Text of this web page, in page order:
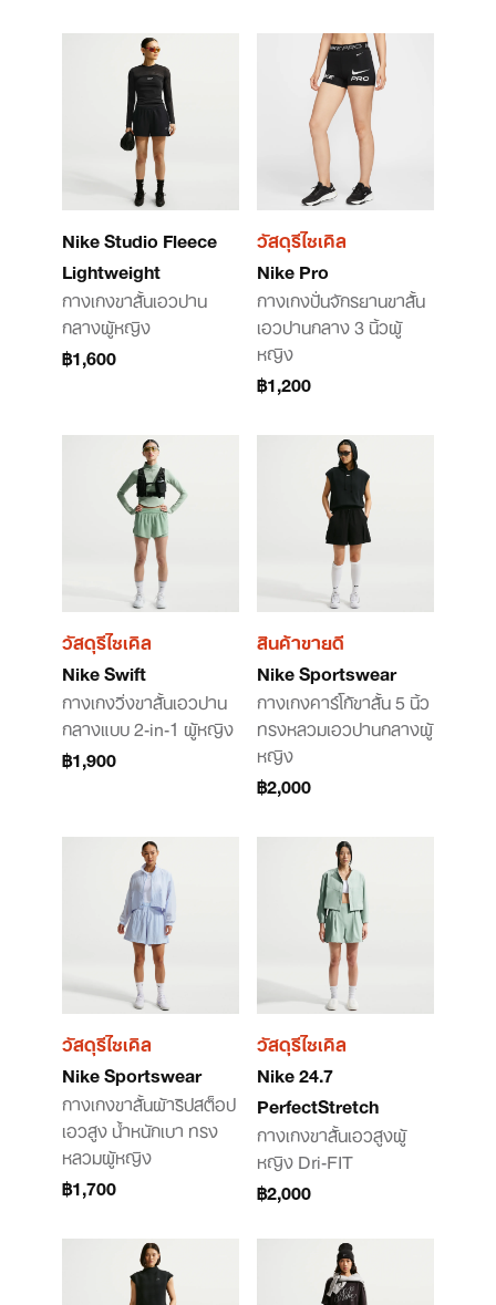
Nike Studio Fleece
Lightweight
กางเกงขาสั้นเอวปาน
กลางผู้หญิง
฿1,600
วัสดุรีไซเคิล
Nike Pro
กางเกงปั่นจักรยานขาสั้น
เอวปานกลาง 3 นิ้วผู้
หญิง
฿1,200
วัสดุรีไซเคิล
Nike Swift
กางเกงวิ่งขาสั้นเอวปาน
กลางแบบ 2-in-1 ผู้หญิง
฿1,900
สินค้าขายดี
Nike Sportswear
กางเกงคาร์โก้ขาสั้น 5 นิ้ว
ทรงหลวมเอวปานกลางผู้
หญิง
฿2,000
วัสดุรีไซเคิล
Nike Sportswear
กางเกงขาสั้นผ้าริปสต็อป
เอวสูง น้ำหนักเบา ทรง
หลวมผู้หญิง
฿1,700
วัสดุรีไซเคิล
Nike 24.7
PerfectStretch
กางเกงขาสั้นเอวสูงผู้
หญิง Dri-FIT
฿2,000